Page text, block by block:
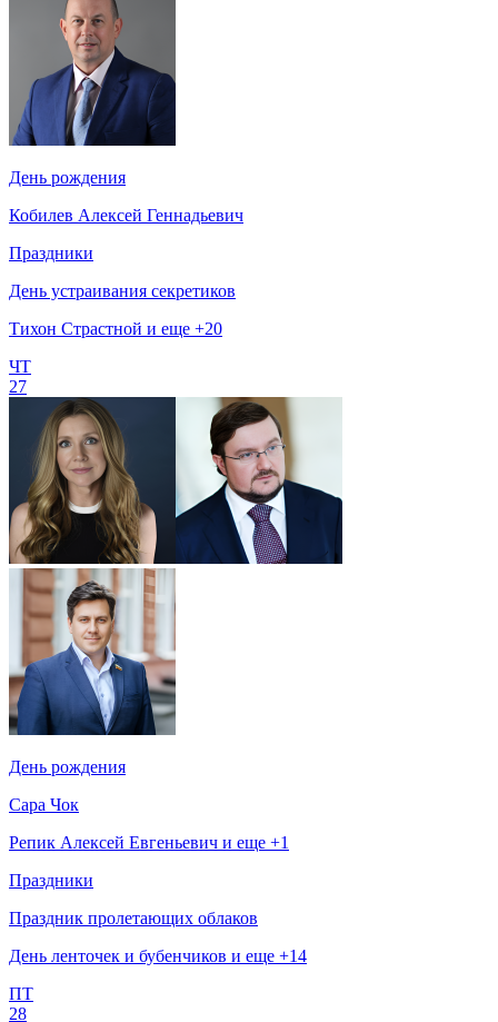
День рождения
Кобилев Алексей Геннадьевич
Праздники
День устраивания секретиков
Тихон Страстной и еще +20
ЧТ
27
День рождения
Сара Чок
Репик Алексей Евгеньевич и еще +1
Праздники
Праздник пролетающих облаков
День ленточек и бубенчиков и еще +14
ПТ
28